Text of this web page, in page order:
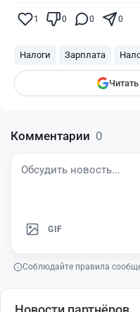
1 0 0 0
Налоги Зарплата
Комментарии 0
GIF
Соблюдайте правила